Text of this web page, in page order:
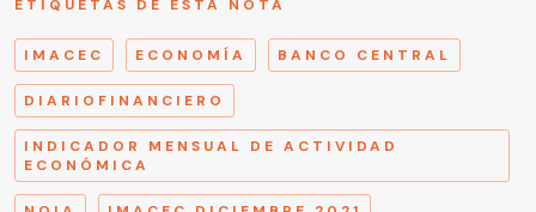
ETIQUETAS DE ESTA NOTA
IMACEC ECONOMÍA BANCO CENTRAL
DIARIOFINANCIERO
INDICADOR MENSUAL DE ACTIVIDAD
ECONÓMICA